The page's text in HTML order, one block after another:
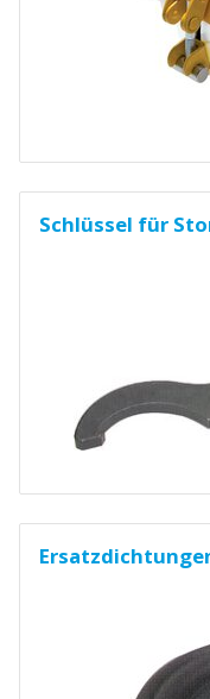
Schlüssel für